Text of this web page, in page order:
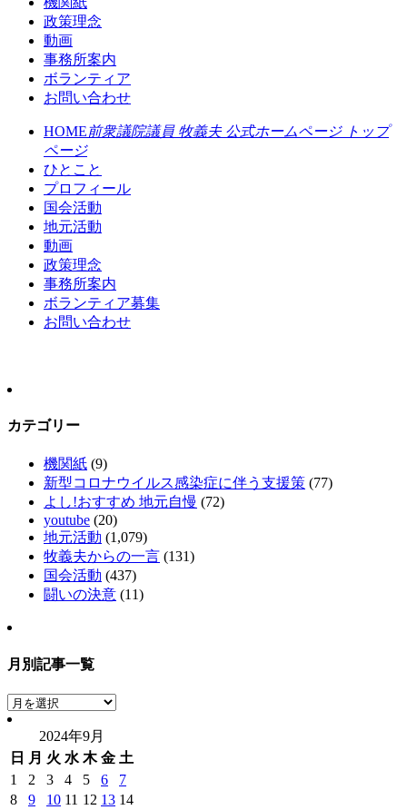
政策理念
動画
事務所案内
ボランティア
お問い合わせ
HOME前衆議院議員 牧義夫 公式ホームページ トップ
ページ
ひとこと
プロフィール
国会活動
地元活動
動画
政策理念
事務所案内
ボランティア募集
お問い合わせ
カテゴリー
機関紙 (9)
新型コロナウイルス感染症に伴う支援策 (77)
よし!おすすめ 地元自慢 (72)
youtube (20)
地元活動 (1,079)
牧義夫からの一言 (131)
国会活動 (437)
闘いの決意 (11)
月別記事一覧
月
別
事
一
覧
2024年9月
日
月 火 水 木 金 土
1
2 3 4 5 6
7
8
9 10 11 12 13 14